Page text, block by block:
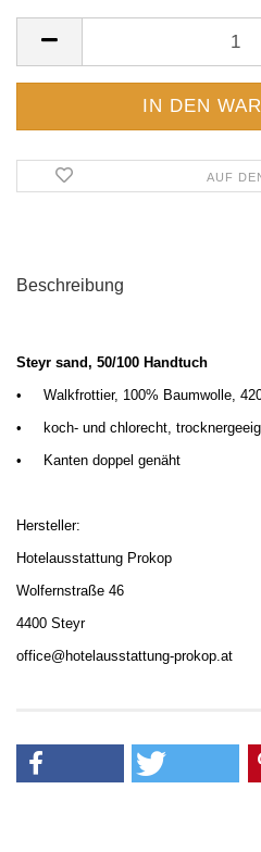
AUF
Beschreibung
Steyr sand, 50/100 Handtuch
•
Walkfrottier, 100% Baumwolle,
•
koch- und chlorecht,
•
Kanten doppel genäht
Hersteller:
Hotelausstattung Prokop
Wolfernstraße 46
4400 Steyr
office@hotelausstattung-prokop.at